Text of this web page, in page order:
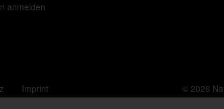
anmelden
Imprint © 2026